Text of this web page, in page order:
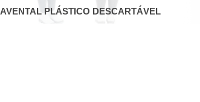
AVENTAL PLÁSTICO DESCARTÁVEL